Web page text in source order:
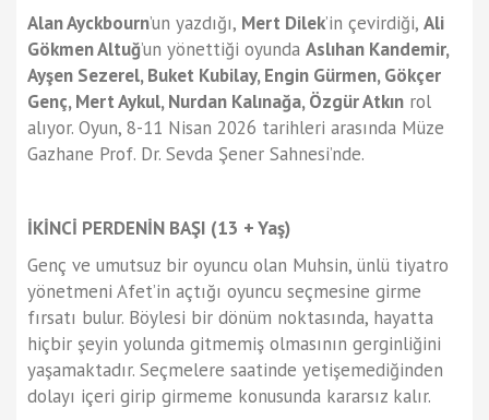
Alan Ayckbourn’un yazdığı, Mert Dilek’in çevirdiği, Ali
Gökmen Altuğ’un yönettiği oyunda Aslıhan Kandemir,
Ayşen Sezerel, Buket Kubilay, Engin Gürmen, Gökçer
Genç, Mert Aykul, Nurdan Kalınağa, Özgür Atkın rol
alıyor. Oyun, 8-11 Nisan 2026 tarihleri arasında Müze
Gazhane Prof. Dr. Sevda Şener Sahnesi’nde.
İKİNCİ PERDENİN BAŞI (13 + Yaş)
Genç ve umutsuz bir oyuncu olan Muhsin, ünlü tiyatro
yönetmeni Afet’in açtığı oyuncu seçmesine girme
fırsatı bulur. Böylesi bir dönüm noktasında, hayatta
hiçbir şeyin yolunda gitmemiş olmasının gerginliğini
yaşamaktadır. Seçmelere saatinde yetişemediğinden
dolayı içeri girip girmeme konusunda kararsız kalır.